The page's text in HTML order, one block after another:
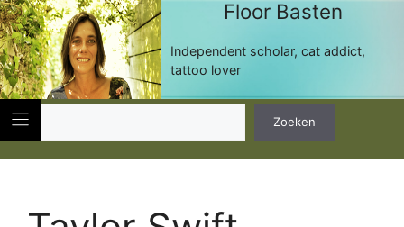
Ga
naar
de
inhoud
Floor Basten
Independent scholar, cat addict,
tattoo lover
Zoeken